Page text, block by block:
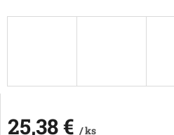
25,38 € / ks